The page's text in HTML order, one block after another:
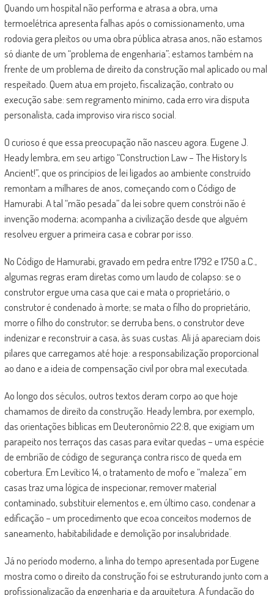
Quando um hospital não performa e atrasa a obra, uma
termoelétrica apresenta falhas após o comissionamento, uma
rodovia gera pleitos ou uma obra pública atrasa anos, não estamos
só diante de um “problema de engenharia”; estamos também na
frente de um problema de direito da construção mal aplicado ou mal
respeitado. Quem atua em projeto, fiscalização, contrato ou
execução sabe: sem regramento mínimo, cada erro vira disputa
personalista, cada improviso vira risco social.
O curioso é que essa preocupação não nasceu agora. Eugene J.
Heady lembra, em seu artigo “Construction Law – The History Is
Ancient!”, que os princípios de lei ligados ao ambiente construído
remontam a milhares de anos, começando com o Código de
Hamurabi. A tal “mão pesada” da lei sobre quem constrói não é
invenção moderna; acompanha a civilização desde que alguém
resolveu erguer a primeira casa e cobrar por isso.
No Código de Hamurabi, gravado em pedra entre 1792 e 1750 a.C.,
algumas regras eram diretas como um laudo de colapso: se o
construtor ergue uma casa que cai e mata o proprietário, o
construtor é condenado à morte; se mata o filho do proprietário,
morre o filho do construtor; se derruba bens, o construtor deve
indenizar e reconstruir a casa, às suas custas. Ali já apareciam dois
pilares que carregamos até hoje: a responsabilização proporcional
ao dano e a ideia de compensação civil por obra mal executada.
Ao longo dos séculos, outros textos deram corpo ao que hoje
chamamos de direito da construção. Heady lembra, por exemplo,
das orientações bíblicas em Deuteronômio 22:8, que exigiam um
parapeito nos terraços das casas para evitar quedas – uma espécie
de embrião de código de segurança contra risco de queda em
cobertura. Em Levítico 14, o tratamento de mofo e “maleza” em
casas traz uma lógica de inspecionar, remover material
contaminado, substituir elementos e, em último caso, condenar a
edificação – um procedimento que ecoa conceitos modernos de
saneamento, habitabilidade e demolição por insalubridade.
Já no período moderno, a linha do tempo apresentada por Eugene
mostra como o direito da construção foi se estruturando junto com a
profissionalização da engenharia e da arquitetura. A fundação do